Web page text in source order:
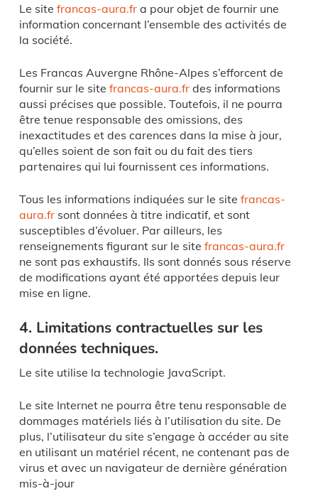
Le site francas-aura.fra pour objet de fournir une
information concernant l’ensemble des activités de
la société.
Les Francas Auvergne Rhône-Alpes s’efforcent de
fournir sur le site francas-aura.frdes informations
aussi précises que possible. Toutefois, il ne pourra
être tenue responsable des omissions, des
inexactitudes et des carences dans la mise à jour,
qu’elles soient de son fait ou du fait des tiers
partenaires qui lui fournissent ces informations.
Tous les informations indiquées sur le site francas-
aura.frsont données à titre indicatif, et sont
susceptibles d’évoluer. Par ailleurs, les
renseignements figurant sur le site francas-aura.fr
ne sont pas exhaustifs. Ils sont donnés sous réserve
de modifications ayant été apportées depuis leur
mise en ligne.
4. Limitations contractuelles sur les
données techniques.
Le site utilise la technologie JavaScript.
Le site Internet ne pourra être tenu responsable de
dommages matériels liés à l’utilisation du site. De
plus, l’utilisateur du site s’engage à accéder au site
en utilisant un matériel récent, ne contenant pas de
virus et avec un navigateur de dernière génération
mis-à-jour